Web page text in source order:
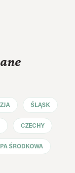
ŚLĄSK
CZECHY
ŚRODKOWA